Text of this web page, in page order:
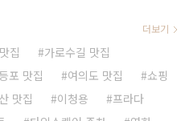
집
가로수길 맛집
포 맛집 여의도 맛집
쇼핑
맛집 이청용
프라다
더보기